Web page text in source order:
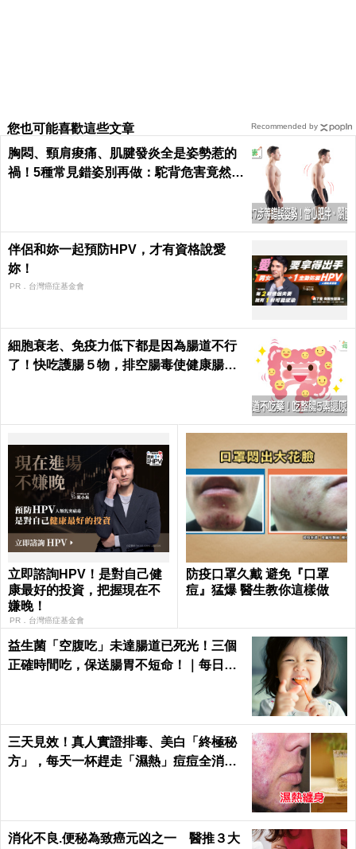
您也可能喜歡這些文章
胸悶、頸肩痠痛、肌腱發炎全是姿勢惹的
禍！5種常見錯姿別再做：駝背危害竟然這
伴侶和妳一起預防HPV，才有資格說愛
妳！
PR．台灣癌症基金會
細胞衰老、免疫力低下都是因為腸道不行
了！快吃護腸５物，排空腸毒使健康腸腸
立即諮詢HPV！是對自己健
康最好的投資，把握現在不
嫌晚！
PR．台灣癌症基金會
防疫口罩久戴 避免『口罩
痘』猛爆 醫生教你這樣做
益生菌「空腹吃」未達腸道已死光！三個
正確時間吃，保送腸胃不短命！｜每日健
三天見效！真人實證排毒、美白「終極秘
方」，每天一杯趕走「濕熱」痘痘全消失
消化不良.便秘為致癌元凶之一 醫推３大
Recommended by